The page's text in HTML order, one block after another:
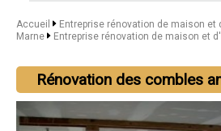
Accueil
Entreprise rénovation de maison et
Marne
Entreprise rénovation de maison et
Rénovation des combles